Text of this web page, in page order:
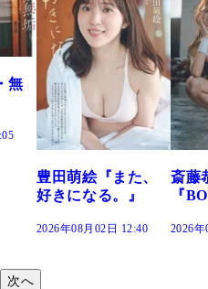
た、
斎藤恭代
『BOUND』
2026年08月02日 12:35
咲
『
次へ